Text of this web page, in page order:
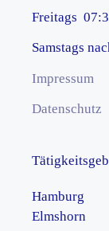
Freitags
Samstags
Impressum
Datenschutz
Hamburg
Elmshorn